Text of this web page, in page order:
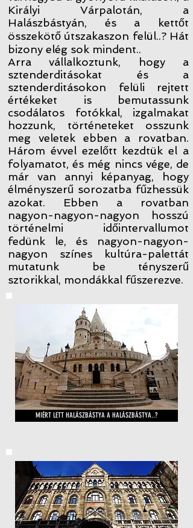
Királyi Várpalotán, a
Halászbástyán, és a kettőt
összekötő útszakaszon felül..? Hát
bizony elég sok mindent..
Arra vállalkoztunk, hogy a
sztenderditásokat és a
sztenderditásokon felüli rejtett
értékeket is bemutassunk
csodálatos fotókkal, izgalmakat
hozzunk, történeteket osszunk
meg veletek ebben a rovatban.
Három évvel ezelőtt kezdtük el a
folyamatot, és még nincs vége, de
már van annyi képanyag, hogy
élményszerű sorozatba fűzhessük
azokat. Ebben a rovatban
nagyon-nagyon-nagyon hosszú
történelmi időintervallumot
fedünk le, és nagyon-nagyon-
nagyon színes kultúra-palettát
mutatunk be tényszerű
sztorikkal, mondákkal fűszerezve.
MIÉRT LETT HALÁSZBÁSTYA A HALÁSZBÁSTYA..?